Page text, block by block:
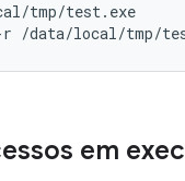
tmp/test.exe
/data/local/tmp/
em